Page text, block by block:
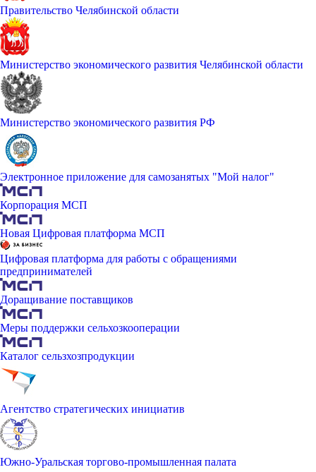
Правительство Челябинской области
Министерство экономического развития Челябинской области
Министерство экономического развития РФ
Электронное приложение для самозанятых "Мой налог"
Корпорация МСП
Новая Цифровая платформа МСП
Цифровая платформа для работы с обращениями
предпринимателей
Доращивание поставщиков
Меры поддержки сельхозкооперации
Каталог сельзхозпродукции
Агентство стратегических инициатив
Южно-Уральская торгово-промышленная палата